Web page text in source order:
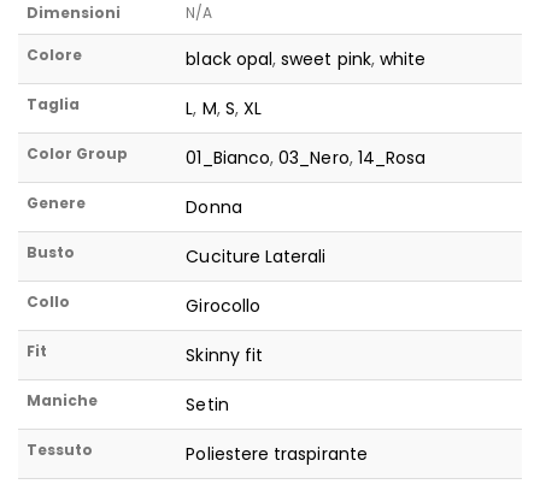
Dimensioni N/A
Colore black opal,sweet pink,white
Taglia L, M, S,XL
Color Group 01_Bianco,03_Nero, 14_Rosa
Genere Donna
Busto Cuciture Laterali
Collo Girocollo
Fit Skinny fit
Maniche Setin
Tessuto Poliestere traspirante